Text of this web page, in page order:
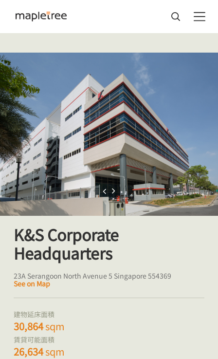
K&S Corporate
Headquarters
23A Serangoon North Avenue 5 Singapore 554369
See on Map
建物延床面積
30,864sqm
賃貸可能面積
26,634sqm